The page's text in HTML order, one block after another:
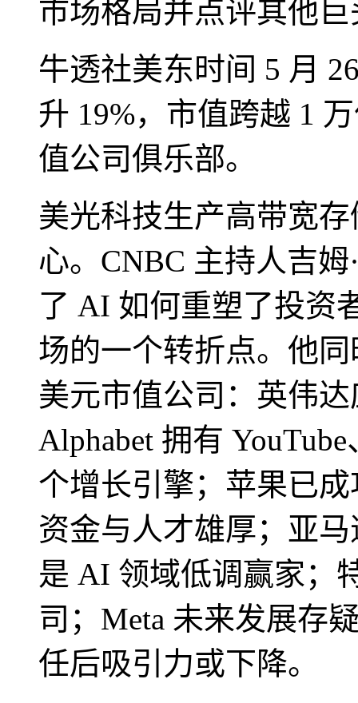
市场格局并点评其他巨
牛透社美东时间 5 月
升 19%，市值跨越 1
值公司俱乐部。
美光科技生产高带宽
心。CNBC 主持人吉
了 AI 如何重塑了投资
场的一个转折点。他
美元市值公司：英伟
Alphabet 拥有
个增长引擎；苹果已
资金与人才雄厚；亚
是 AI 领域低调赢家；
司；Meta 未来发展存
任后吸引力或下降。